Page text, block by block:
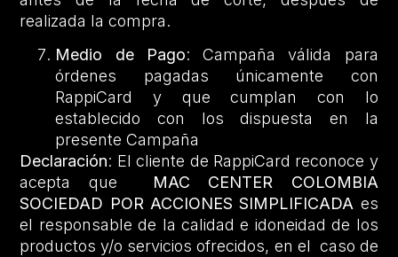
realizada la compra.
Medio de Pago: Campaña válida para
órdenes pagadas únicamente con
RappiCard y que cumplan con lo
establecido con los dispuesta en la
presente Campaña
Declaración: El cliente de RappiCard reconoce y
acepta que MAC CENTER COLOMBIA
SOCIEDAD POR ACCIONES SIMPLIFICADA es
el responsable de la calidad e idoneidad de los
productos y/o servicios ofrecidos, en el caso de